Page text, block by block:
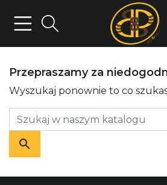
Przepraszamy za
Wyszukaj ponownie to co